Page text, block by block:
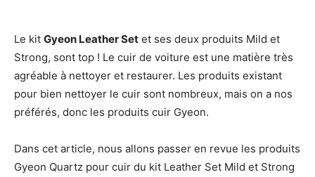
Le kit Gyeon Leather Set et ses deux produits Mild et
Strong, sont top ! Le cuir de voiture est une matière très
agréable à nettoyer et restaurer. Les produits existant
pour bien nettoyer le cuir sont nombreux, mais on a nos
préférés, donc les produits cuir Gyeon.
Dans cet article, nous allons passer en revue les produits
Gyeon Quartz pour cuir du kit Leather Set Mild et Strong